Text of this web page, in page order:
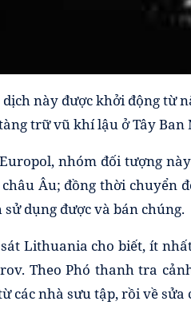
dịch này được khởi động từ
trữ vũ khí lậu ở Tây
nhóm đối tượng
Âu; đồng thời chuyển
dụng được và bán chúng.
Lithuania cho biết, ít
Theo Phó thanh tra
các nhà sưu tập, rồi về